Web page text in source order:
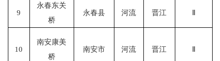
9
永春东关
桥
永春县 河流 晋江 Ⅱ
10
南安康美
桥
南安市 河流 晋江 Ⅱ